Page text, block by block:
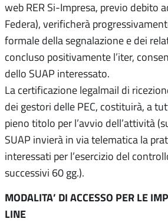
web RER Si-Impresa, previo debito
Federa), verificherà
formale della segnalazione e dei
concluso positivamente l’iter,
dello SUAP interessato.
La certificazione legalmail di
dei gestori delle PEC, costituirà, a
pieno titolo per l’avvio dell’attività
SUAP invierà in via telematica la
interessati per l’esercizio del
successivi 60 gg.).
MODALITA’ DI ACCESSO PER LE
LINE